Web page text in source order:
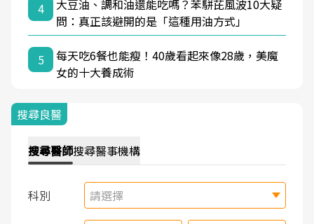
4
大豆油、調和油還能吃嗎？苯駢芘風波10大疑
問：真正該避開的是「這種用油方式」
5
每天吃6餐也能瘦！40歲看起來像28歲，美魔
女的十大養成術
搜尋良醫
搜尋醫師搜尋醫事機構
科別 請選擇